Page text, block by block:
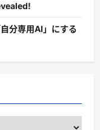
分専用AI」にする